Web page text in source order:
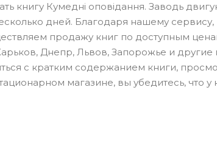
книгу Кумедні оповідання. Заводь
дней. Благодаря нашему
продажу книг по доступным
Днепр, Львов, Запорожье и другие
с кратким содержанием книги,
магазине, вы убедитесь, что у